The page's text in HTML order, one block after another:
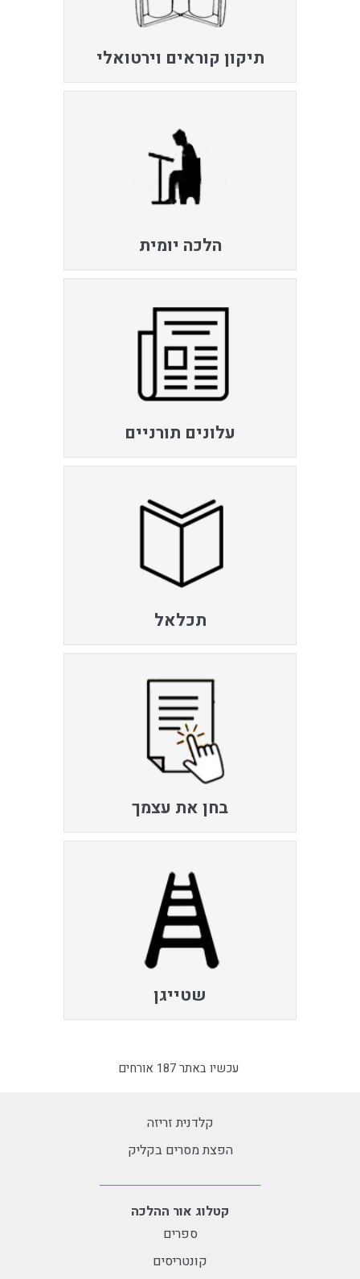
תיקון קוראים וירטואלי
הלכה יומית
עלונים תורניים
תכלאל
בחן את עצמך
שטייגן
עכשיו באתר 187 אורחים
קלדנית זריזה
הפצת מסרים בקליק
קטלוג אור ההלכה
ספרים
קונטריסים